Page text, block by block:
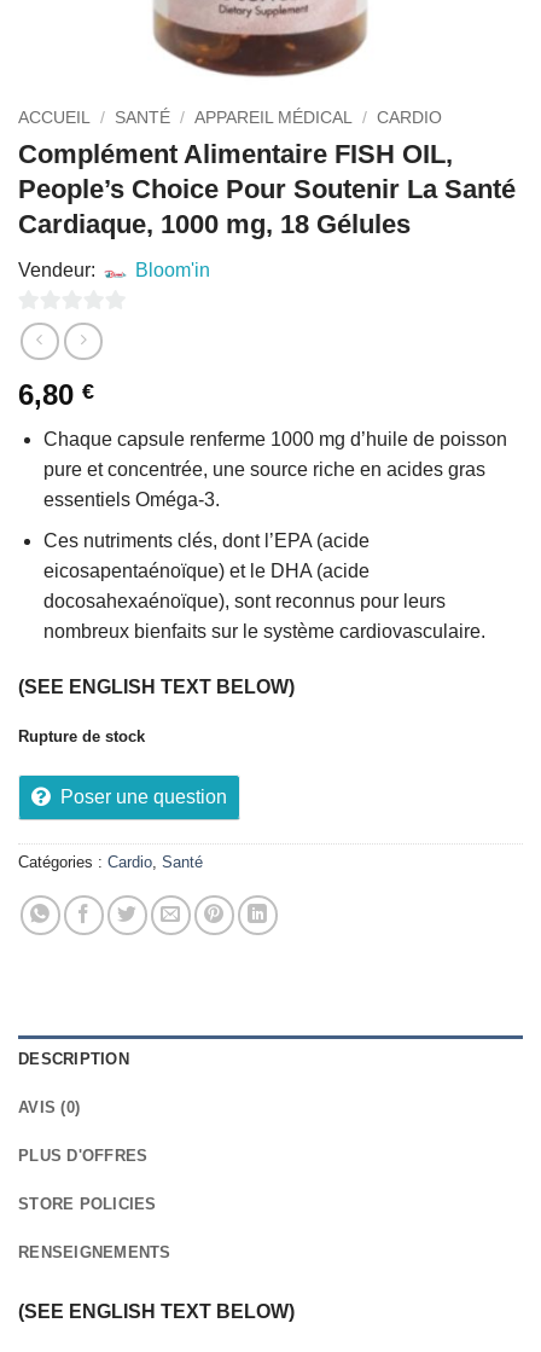
ACCUEIL / SANTÉ / APPAREIL MÉDICAL / CARDIO
Complément Alimentaire FISH OIL,
People’s Choice Pour Soutenir La Santé
Cardiaque, 1000 mg, 18 Gélules
Vendeur: Bloom'in
0
sur
5
6,80 €
Chaque capsule renferme 1000 mg d’huile de poisson
pure et concentrée, une source riche en acides gras
essentiels Oméga-3.
Ces nutriments clés, dont l’EPA (acide
eicosapentaénoïque) et le DHA (acide
docosahexaénoïque), sont reconnus pour leurs
nombreux bienfaits sur le système cardiovasculaire.
(SEE ENGLISH TEXT BELOW)
Rupture de stock
Poser une question
Catégories : Cardio Santé
DESCRIPTION
AVIS (0)
PLUS D'OFFRES
STORE POLICIES
RENSEIGNEMENTS
(SEE ENGLISH TEXT BELOW)